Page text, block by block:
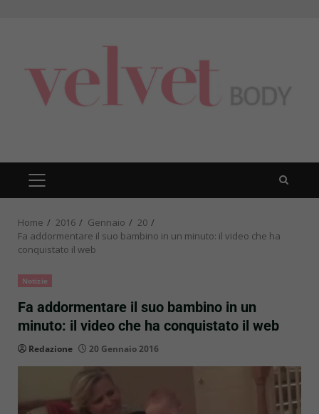
PRIMARY
MENU
Home 2016 Gennaio
20
Fa addormentare il suo bambino in un minuto: il video che ha
conquistato il web
Notizie
Fa addormentare il suo bambino in un
minuto: il video che ha conquistato il web
Redazione 20 Gennaio 2016